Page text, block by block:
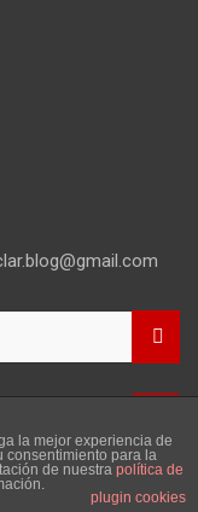
de Privacidad
a:
la mejor experiencia de
consentimiento para la
de nuestra política de
plugin cookies